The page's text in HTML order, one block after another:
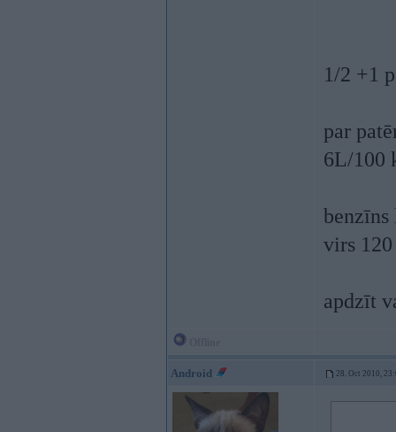
1/2 +1
par
6L/100
virs
apdzīt
Android 28. Oct 2010,